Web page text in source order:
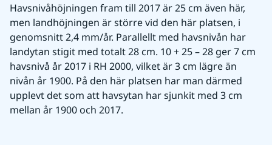
Havsnivåhöjningen fram till 2017 är 25 cm även här,
men landhöjningen är större vid den här platsen, i
genomsnitt 2,4 mm/år. Parallellt med havsnivån har
landytan stigit med totalt 28 cm. 10 + 25 – 28 ger 7 cm
havsnivå år 2017 i RH 2000, vilket är 3 cm lägre än
nivån år 1900. På den här platsen har man därmed
upplevt det som att havsytan har sjunkit med 3 cm
mellan år 1900 och 2017.